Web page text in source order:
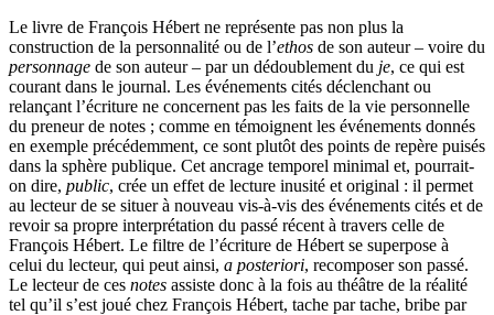
Le livre de François Hébert ne représente pas non plus la
construction de la personnalité ou de l’ethos de son auteur – voire du
personnage de son auteur – par un dédoublement du je, ce qui est
courant dans le journal. Les événements cités déclenchant ou
relançant l’écriture ne concernent pas les faits de la vie personnelle
du preneur de notes ; comme en témoignent les événements donnés
en exemple précédemment, ce sont plutôt des points de repère puisés
dans la sphère publique. Cet ancrage temporel minimal et, pourrait-
on dire, public, crée un effet de lecture inusité et original : il permet
au lecteur de se situer à nouveau vis-à-vis des événements cités et de
revoir sa propre interprétation du passé récent à travers celle de
François Hébert. Le filtre de l’écriture de Hébert se superpose à
celui du lecteur, qui peut ainsi, a posteriori, recomposer son passé.
Le lecteur de ces notes assiste donc à la fois au théâtre de la réalité
tel qu’il s’est joué chez François Hébert, tache par tache, bribe par